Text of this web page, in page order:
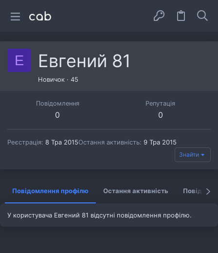
Е Евгений 81
Новичок · 45
Повідомлення
0
Репутація
0
Реєстрація 8 Тра 2015Остання активність 9 Тра 2015
Знайти
Повідомлення профілю Остання активність
У користувача Евгений 81 відсутні повідомлення профілю.